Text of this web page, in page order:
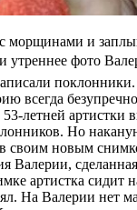
морщинами и
утреннее фото
всегда
летней артистки
Но
своим новым
Валерии,
артистка сидит
На Валерии нет